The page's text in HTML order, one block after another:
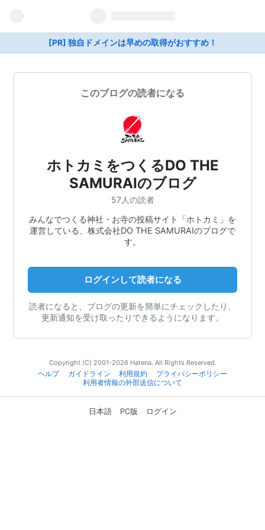
[PR] 独自ドメインは早めの取得がおすすめ！
このブログの読者になる
ホトカミをつくるDO THE
SAMURAIのブログ
57人の読者
みんなでつくる神社・お寺の投稿サイト「ホトカミ」を
運営している、株式会社DO THE SAMURAIのブログで
す。
ログインして読者になる
読者になると、ブログの更新を簡単にチェックしたり、
更新通知を受け取ったりできるようになります。
Copyright (C) 2001-2026 Hatena. All Rights Reserved.
ヘルプ
ガイドライン 利用規約
プライバシーポリシー
利用者情報の外部送信について
日本語 PC版 ログイン